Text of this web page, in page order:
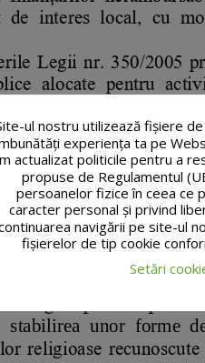
ul nostru utilizează fişiere
experiența ta pe
actualizat politicile pentru a
propuse de Regulamentul
persoanelor fizice în ceea ce
caracter personal și privind
navigării pe site-ul
fişierelor de tip cookie
Setări